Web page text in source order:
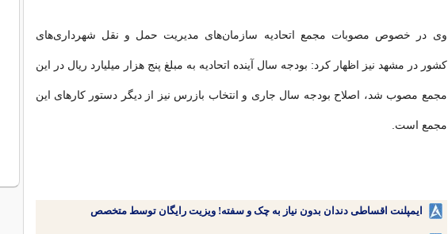
وی در خصوص مصوبات مجمع اتحادیه سازمان‌های مدیریت حمل و نقل شهرداری‌های
کشور در مشهد نیز اظهار کرد: بودجه سال آینده اتحادیه به مبلغ پنج هزار میلیارد ریال در این
مجمع مصوب شد، اصلاح بودجه سال جاری و انتخاب بازرس نیز از دیگر دستور کارهای این
مجمع است.
ایمپلنت اقساطی دندان بدون نیاز به چک و سفته! ویزیت رایگان توسط متخصص